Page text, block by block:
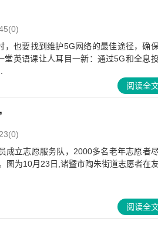
也要找到维护5G网络的最佳途径，确
英语课让人耳目一新：通过5G和全息
阅读全
成立志愿服务队，2000多名老年志愿者
图为10月23日,诸暨市陶朱街道志愿者在
阅读全